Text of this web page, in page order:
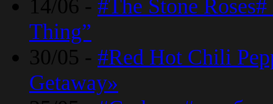
14/06 - #The Stone
Thing”
30/05 - #Red Hot Chili
Getaway»